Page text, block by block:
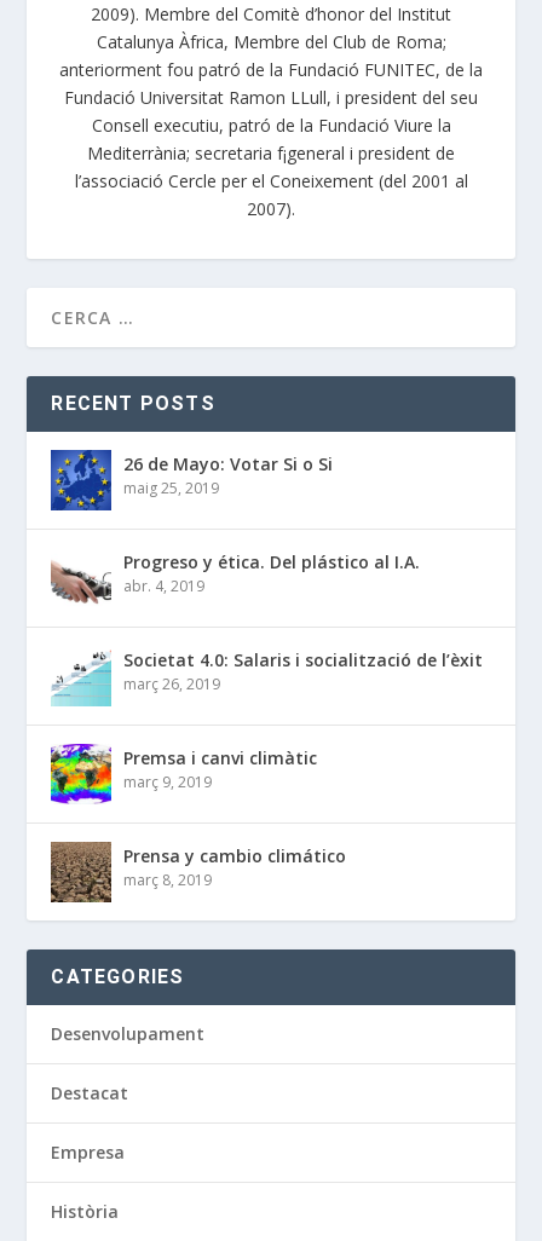
2009). Membre del Comitè d’honor del Institut
Catalunya Àfrica, Membre del Club de Roma;
anteriorment fou patró de la Fundació FUNITEC, de la
Fundació Universitat Ramon LLull, i president del seu
Consell executiu, patró de la Fundació Viure la
Mediterrània; secretaria f¡general i president de
l’associació Cercle per el Coneixement (del 2001 al
2007).
RECENT POSTS
26 de Mayo: Votar Si o Si
maig 25, 2019
Progreso y ética. Del plástico al I.A.
abr. 4, 2019
Societat 4.0: Salaris i socialització de l’èxit
març 26, 2019
Premsa i canvi climàtic
març 9, 2019
Prensa y cambio climático
març 8, 2019
CATEGORIES
Desenvolupament
Destacat
Empresa
Història